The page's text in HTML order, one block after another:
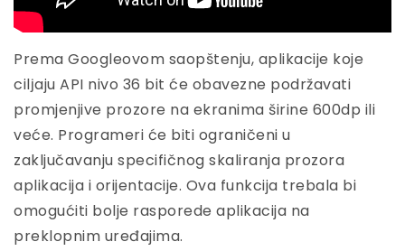
Prema Googleovom saopštenju, aplikacije koje
cilјaju API nivo 36 bit će obavezne podržavati
promjenjive prozore na ekranima širine 600dp ili
veće. Programeri će biti ograničeni u
zaključavanju specifičnog skaliranja prozora
aplikacija i orijentacije. Ova funkcija trebala bi
omogućiti bolje rasporede aplikacija na
preklopnim uređajima.